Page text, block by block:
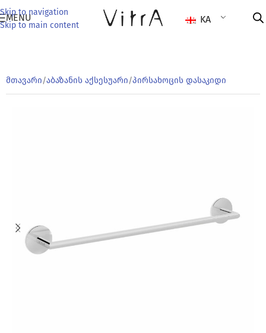
Skip to navigation
Skip to main content
MENU KA
მთავარი/აბაზანის აქსესუარი/პირსახოცის დასაკიდი